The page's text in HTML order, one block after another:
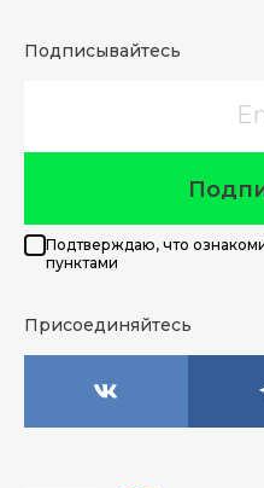
Подписывайтесь
Подтверждаю, что
пунктами
Присоединяйтесь